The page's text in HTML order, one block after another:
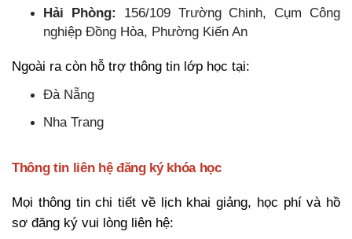
Hải Phòng: 156/109 Trường Chinh, Cụm Công
nghiệp Đồng Hòa, Phường Kiến An
Ngoài ra còn hỗ trợ thông tin lớp học tại:
Đà Nẵng
Nha Trang
Thông tin liên hệ đăng ký khóa học
Mọi thông tin chi tiết về lịch khai giảng, học phí và hồ
sơ đăng ký vui lòng liên hệ: